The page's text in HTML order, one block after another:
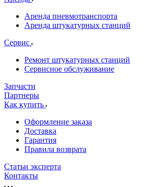
Аренда пневмотранспорта
Аренда штукатурных станций
Сервис
Ремонт штукатурных станций
Сервисное обслуживание
Запчасти
Партнеры
Как купить
Оформление заказа
Доставка
Гарантия
Правила возврата
Статьи эксперта
Контакты